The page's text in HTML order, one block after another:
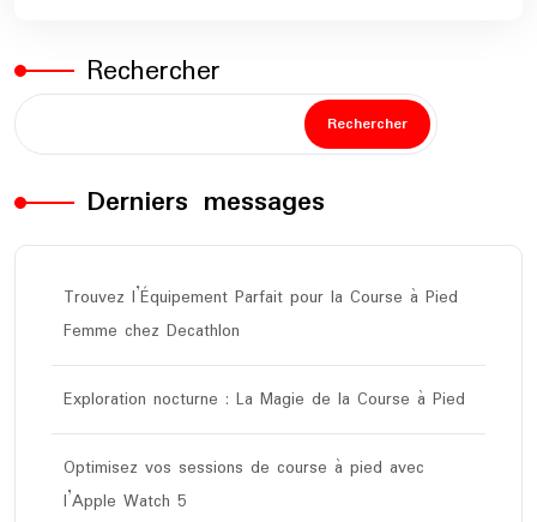
Rechercher
Rechercher
Derniers messages
Trouvez l’Équipement Parfait pour la Course à Pied
Femme chez Decathlon
Exploration nocturne : La Magie de la Course à Pied
Optimisez vos sessions de course à pied avec
l’Apple Watch 5